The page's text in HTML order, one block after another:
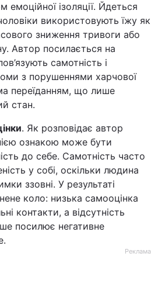
ізоляції. Йдеться
використовують їжу як
зниження тривоги або
Автор посилається на
самотність і
з порушеннями харчової
переїданням, що лише
стан.
. Як розповідає автор
ознакою може бути
до себе. Самотність часто
у собі, оскільки людина
ззовні. У результаті
коло: низька самооцінка
контакти, а відсутність
посилює негативне
Реклама